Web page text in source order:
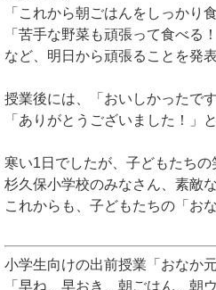
「これから朝ごはんをしっかり
「苦手な野菜も頑張って食べる！
など、明日から頑張ることを発
授業後には、「おいしかったで
「ありがとうございました！」
寒い1日でしたが、子どもたち
杉久保小学校のみなさん、素敵
これからも、子どもたちの「お
小学生向けの出前授業「 おなか
「 早ね、早おき、朝ごはん、朝